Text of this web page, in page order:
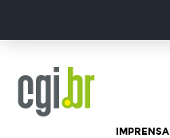
o
IMPRENSA